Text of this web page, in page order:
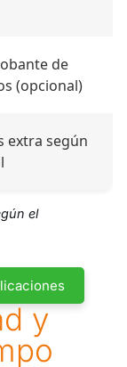
de
(opcional)
extra según
el
y